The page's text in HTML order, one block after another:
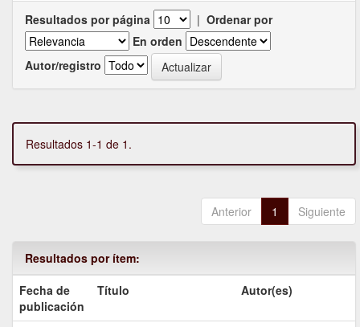
Resultados por página | Ordenar por
En orden
Autor/registro
Resultados 1-1 de 1.
Anterior 1 Siguiente
Resultados por ítem:
Fecha de
publicación
Título Autor(es)